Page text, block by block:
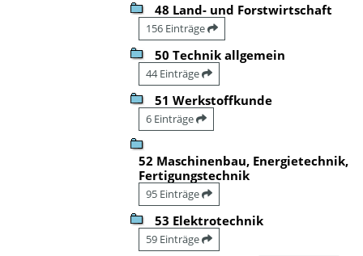
48 Land- und Forstwirtschaft
156 Einträge
50 Technik allgemein
44 Einträge
51 Werkstoffkunde
6 Einträge
52 Maschinenbau, Energietechnik,
Fertigungstechnik
95 Einträge
53 Elektrotechnik
59 Einträge